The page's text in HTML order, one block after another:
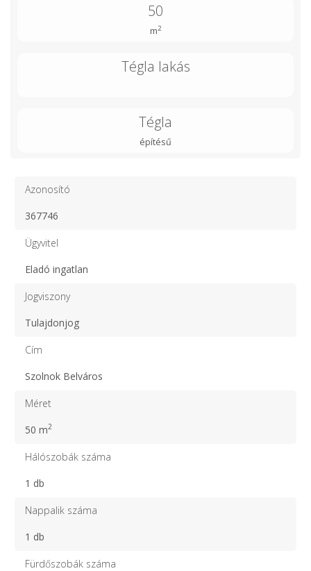
50
m2
Tégla lakás
Tégla
építésű
Azonosító
367746
Ügyvitel
Eladó ingatlan
Jogviszony
Tulajdonjog
Cím
Szolnok Belváros
Méret
50 m2
Hálószobák száma
1 db
Nappalik száma
1 db
Fürdőszobák száma